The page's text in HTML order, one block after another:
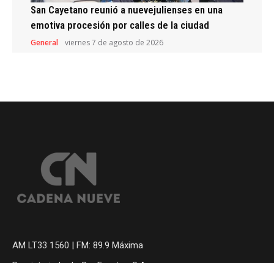
San Cayetano reunió a nuevejulienses en una
emotiva procesión por calles de la ciudad
General viernes 7 de agosto de 2026
AM LT33 1560 | FM: 89.9 Máxima